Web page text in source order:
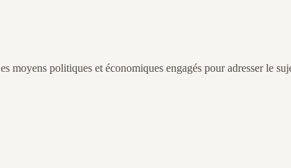
moyens politiques et économiques engagés pour adresser le